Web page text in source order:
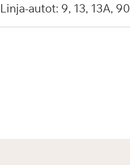
Linja-autot: 9, 13, 13A, 90